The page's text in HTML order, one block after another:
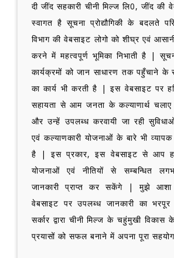
दी जींद सहकारी चीनी मिल्ज लि0, जींद की
स्वागत है सूचना प्रोद्यौगिकी के बदलते
विभाग की वेबसाइट लोगो को शीघ्र एवं
करने में महत्वपूर्ण भूमिका निभाती है |
कार्यक्रमों को जान साधारण तक पहुँचाने
का कार्य भी करती है | इस वेबसाइट पर
सहायता से आम जनता के कल्याणार्थ चलाए
और उन्हें उपलब्ध करवायी जा रही सुविधाओं
एवं कल्याणकारी योजनाओं के बारे भी
है | इस प्रकार, इस वेबसाइट से आप
योजनाओं एवं नीतियों से सम्बन्धित
जानकारी प्राप्त कर सकेंगे | मुझे
वेबसाइट पर उपलब्ध जानकारी का
सर्कार द्वारा चीनी मिल्ज के चहुंमुखी
प्रयासों को सफल बनाने में अपना पूरा